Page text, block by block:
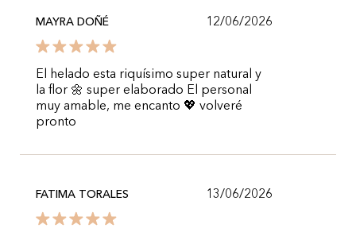
MAYRA DOÑÉ 12/06/2026
El helado esta riquísimo super natural y
la flor 🌼 super elaborado El personal
muy amable, me encanto 💖 volveré
pronto
FATIMA TORALES 13/06/2026